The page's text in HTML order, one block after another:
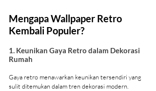
Mengapa Wallpaper Retro
Kembali Populer?
1. Keunikan Gaya Retro dalam Dekorasi
Rumah
Gaya retro menawarkan keunikan tersendiri yang
sulit ditemukan dalam tren dekorasi modern.